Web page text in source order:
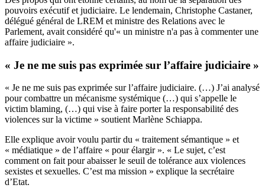
pouvoirs exécutif et judiciaire. Le lendemain, Christophe Castaner,
délégué général de LREM et ministre des Relations avec le
Parlement, avait considéré qu'« un ministre n'a pas à commenter une
affaire judiciaire ».
« Je ne me suis pas exprimée sur l’affaire judiciaire »
« Je ne me suis pas exprimée sur l’affaire judiciaire. (…) J’ai analysé
pour combattre un mécanisme systémique (…) qui s’appelle le
victim blaming, (…) qui vise à faire porter la responsabilité des
violences sur la victime » soutient Marlène Schiappa.
Elle explique avoir voulu partir du « traitement sémantique » et
« médiatique » de l’affaire « pour élargir ». « Le sujet, c’est
comment on fait pour abaisser le seuil de tolérance aux violences
sexistes et sexuelles. C’est ma mission » explique la secrétaire
d’Etat.